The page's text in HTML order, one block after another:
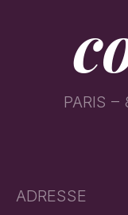
PARIS –
ADRESSE